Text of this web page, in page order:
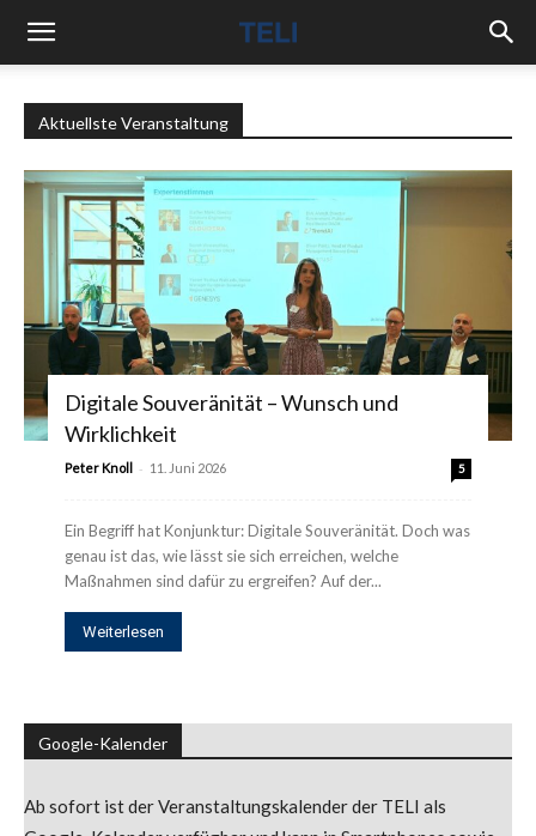
Aktuellste Veranstaltung
Digitale Souveränität – Wunsch und
Wirklichkeit
Peter Knoll - 11. Juni 2026 5
Ein Begriff hat Konjunktur: Digitale Souveränität. Doch was
genau ist das, wie lässt sie sich erreichen, welche
Maßnahmen sind dafür zu ergreifen? Auf der...
Weiterlesen
Google-Kalender
Ab sofort ist der Veranstaltungskalender der TELI als